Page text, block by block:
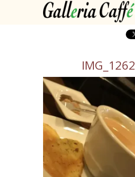
IMG_1262